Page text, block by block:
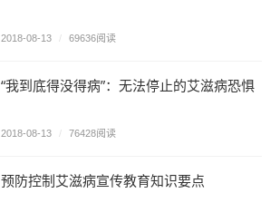
2018-08-13 / 69636阅读
“我到底得没得病”：无法停止的艾滋病恐惧
2018-08-13 / 76428阅读
预防控制艾滋病宣传教育知识要点